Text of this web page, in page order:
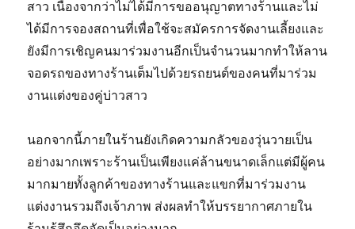
สาว เนื่องจากว่าไม่ได้มีการขออนุญาตทางร้านและไม่
ได้มีการจองสถานที่เพื่อใช้จะสมัครการจัดงานเลี้ยงและ
ยังมีการเชิญคนมาร่วมงานอีกเป็นจำนวนมากทำให้ลาน
จอดรถของทางร้านเต็มไปด้วยรถยนต์ของคนที่มาร่วม
งานแต่งของคู่บ่าวสาว
นอกจากนี้ภายในร้านยังเกิดความกลัวของวุ่นวายเป็น
อย่างมากเพราะร้านเป็นเพียงแค่ล้านขนาดเล็กแต่มีผู้คน
มากมายทั้งลูกค้าของทางร้านและแขกที่มาร่วมงาน
แต่งงานรวมถึงเจ้าภาพ ส่งผลทำให้บรรยากาศภายใน